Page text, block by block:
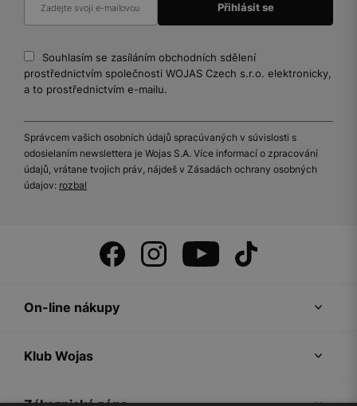
Souhlasím se zasíláním obchodních sdělení
prostřednictvím společnosti WOJAS Czech s.r.o. elektronicky,
a to prostřednictvím e-mailu.
Správcem vašich osobních údajů spracúvaných v súvislosti s
odosielaním newslettera je Wojas S.A. Více informací o zpracování
údajů, vrátane tvojich práv, nájdeš v Zásadách ochrany osobných
údajov: rozbal
On-line nákupy
Klub Wojas